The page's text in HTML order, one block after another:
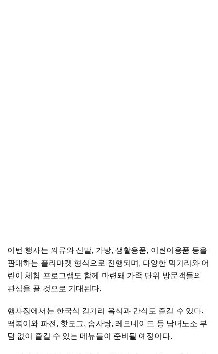
이번 행사는 의류와 신발, 가방, 생활용품, 어린이용품 등을
판매하는 플리마켓 형식으로 진행되며, 다양한 먹거리와 어
린이 체험 프로그램도 함께 마련돼 가족 단위 방문객들의
관심을 끌 것으로 기대된다.
행사장에서는 한국식 길거리 음식과 간식도 즐길 수 있다.
떡볶이와 파전, 핫도그, 솜사탕, 레모네이드 등 남녀노소 부
담 없이 즐길 수 있는 메뉴들이 준비될 예정이다.